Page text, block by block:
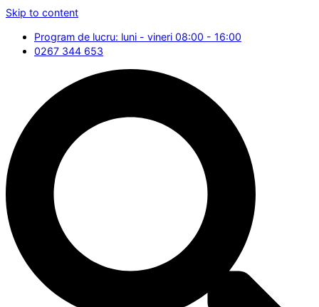
Skip to content
Program de lucru: luni - vineri 08:00 - 16:00
0267 344 653